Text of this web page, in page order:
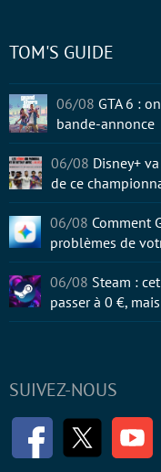
SUIVEZ-NOUS
FacebookTwitter
TOM'S GUIDE
06/08 GTA 6 :
bande-annonce
06/08 Disney+
de ce
06/08 Comment
problèmes de
06/08 Steam :
passer à 0 €,